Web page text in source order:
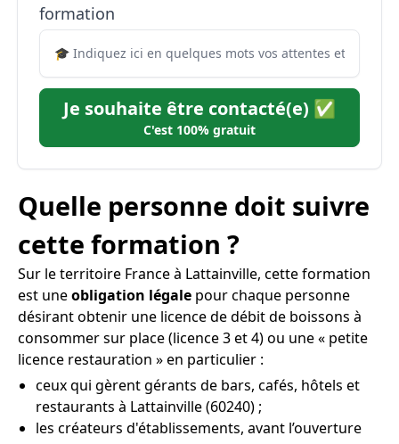
formation
Je souhaite être contacté(e) ✅
C'est 100% gratuit
Quelle personne doit suivre
cette formation ?
Sur le territoire France à Lattainville, cette formation
est uneobligation légale pour chaque personne
désirant obtenir une licence de débit de boissons à
consommer sur place (licence 3 et 4) ou une « petite
licence restauration » en particulier :
ceux qui gèrent gérants de bars, cafés, hôtels et
restaurants à Lattainville (60240) ;
les créateurs d'établissements, avant l’ouverture